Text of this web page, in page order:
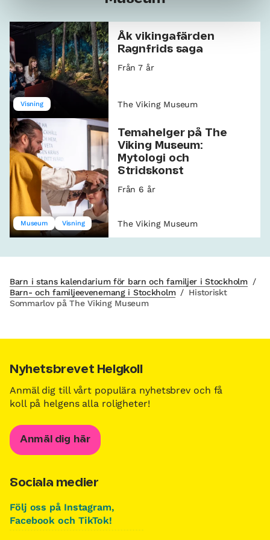
Visning
Åk vikingafärden
Ragnfrids saga
Från 7 år
The Viking Museum
Museum Visning
Temahelger på The
Viking Museum:
Mytologi och
Stridskonst
Från 6 år
The Viking Museum
Barn i stans kalendarium för barn och familjer i Stockholm /
Barn- och familjeevenemang i Stockholm / Historiskt
Sommarlov på The Viking Museum
Nyhetsbrevet Helgkoll
Anmäl dig till vårt populära nyhetsbrev och få
koll på helgens alla roligheter!
Anmäl dig här
Sociala medier
Följ oss på Instagram,
Facebook och TikTok!